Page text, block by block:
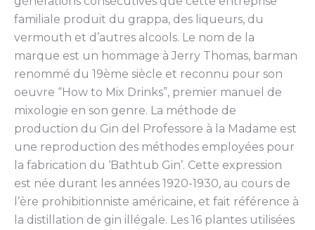
familiale produit du grappa, des liqueurs, du
vermouth et d’autres alcools. Le nom de la
marque est un hommage à Jerry Thomas, barman
renommé du 19ème siècle et reconnu pour son
oeuvre “How to Mix Drinks”, premier manuel de
mixologie en son genre. La méthode de
production du Gin del Professore à la Madame est
une reproduction des méthodes employées pour
la fabrication du ‘Bathtub Gin’. Cette expression
est née durant les années 1920-1930, au cours de
l’ère prohibitionniste américaine, et fait référence à
la distillation de gin illégale. Les 16 plantes utilisées